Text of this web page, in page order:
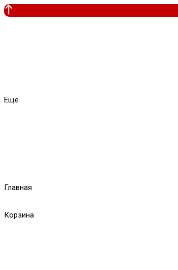
Еще
Главная
Корзина